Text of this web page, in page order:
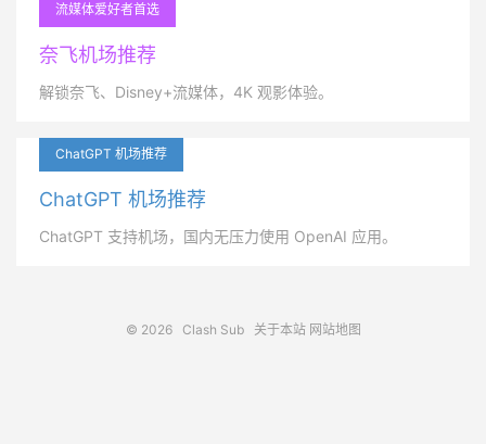
流媒体爱好者首选
奈飞机场推荐
解锁奈飞、Disney+流媒体，4K 观影体验。
ChatGPT 机场推荐
ChatGPT 机场推荐
ChatGPT 支持机场，国内无压力使用 OpenAI 应用。
© 2026 Clash Sub 关于本站 网站地图